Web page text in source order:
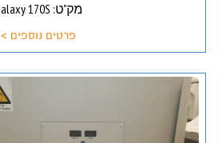
מק"ט: Galaxy 170S
פרטים נוספים >